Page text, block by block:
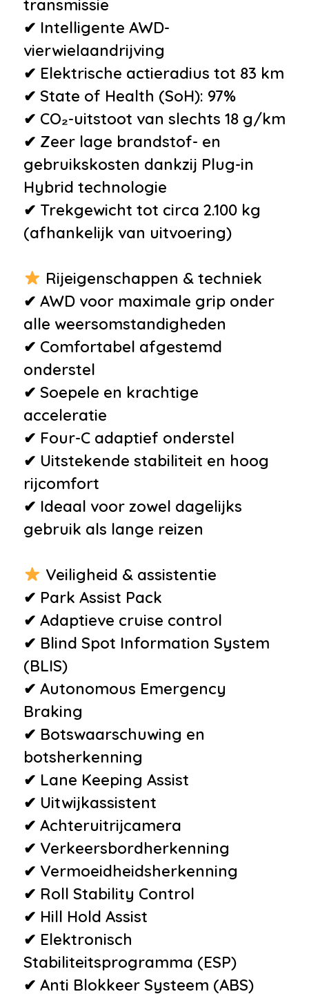
•Bestuurdersstoel in hoogte
verstelbaar
•Binnenspiegel automatisch
dimmend
•Boordcomputer
•Comfortstoel(en)
•Cruise control
•Elektrische ramen voor en
achter
•Elektrisch verstelbare
•Hoofdsteunen achter
•Lederen stuurwiel
•Passagiersstoel in hoogte
verstelbaar
•Regensensor
•Stuurbekrachtiging
•Stuur verstelbaar
•Voorstoelen in hoogte
verstelbaar
Milieu
• Start/stop systeem
Veiligheid
•Anti Blokkeer Systeem
•Anti doorSlip Regeling
•Autonomous Emergency
Braking
•Bots waarschuwing systeem
•Brake Assist System
•Dodehoekdetectie met
correctie
•Elektronisch Stabiliteits
Programma
•Hill hold functie
•Isofix bevestiging voor
kinderzitjes
•Roll Stability Control
•Uitwijk assistent
•Verkeersbord detectie
•Vermoeidheids herkenning
•Vierwielaandrijving
•Achteruitrijcamera
transmissie
✔ Intelligente AWD-
vierwielaandrijving
✔ Elektrische actieradius tot 83 km
✔ State of Health (SoH): 97%
✔ CO₂-uitstoot van slechts 18 g/km
✔ Zeer lage brandstof- en
gebruikskosten dankzij Plug-in
Hybrid technologie
✔ Trekgewicht tot circa 2.100 kg
(afhankelijk van uitvoering)
Rijeigenschappen & techniek
✔ AWD voor maximale grip onder
alle weersomstandigheden
✔ Comfortabel afgestemd
onderstel
✔ Soepele en krachtige
acceleratie
✔ Four-C adaptief onderstel
✔ Uitstekende stabiliteit en hoog
rijcomfort
✔ Ideaal voor zowel dagelijks
gebruik als lange reizen
Veiligheid & assistentie
✔ Park Assist Pack
✔ Adaptieve cruise control
✔ Blind Spot Information System
(BLIS)
✔ Autonomous Emergency
Braking
✔ Botswaarschuwing en
botsherkenning
✔ Lane Keeping Assist
✔ Uitwijkassistent
✔ Achteruitrijcamera
✔ Verkeersbordherkenning
✔ Vermoeidheidsherkenning
✔ Roll Stability Control
✔ Hill Hold Assist
✔ Elektronisch
Stabiliteitsprogramma (ESP)
✔ Anti Blokkeer Systeem (ABS)